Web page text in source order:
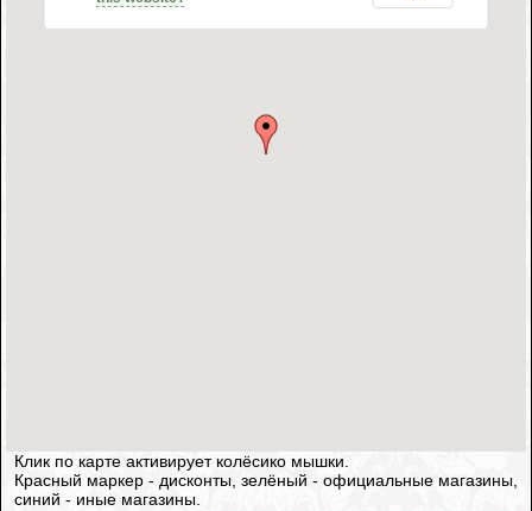
Клик по карте активирует колёсико мышки.
Красный маркер - дисконты, зелёный - официальные магазины,
синий - иные магазины.